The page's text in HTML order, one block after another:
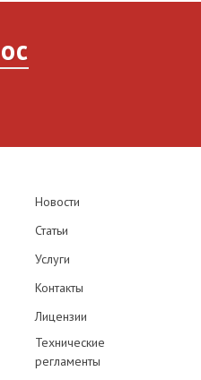
Новости
Статьи
Услуги
Контакты
Лицензии
Технические
регламенты